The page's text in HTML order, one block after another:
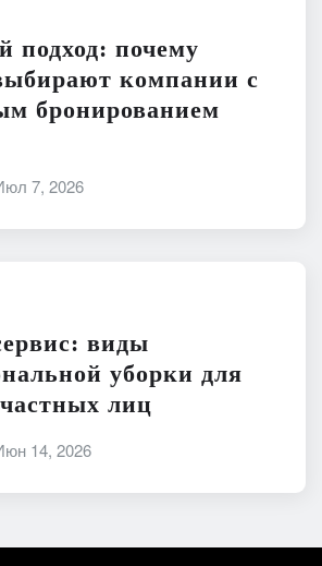
подход: почему
компании с
бронированием
7, 2026
виды
уборки для
лиц
14, 2026